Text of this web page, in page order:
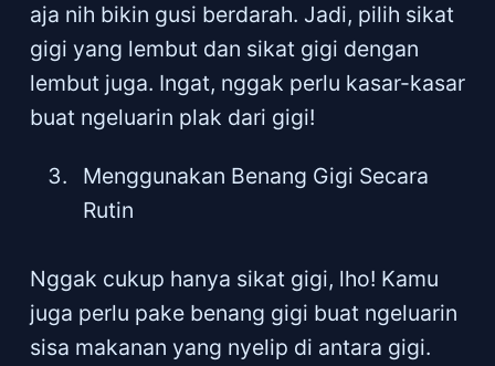
aja nih bikin gusi berdarah. Jadi, pilih sikat
gigi yang lembut dan sikat gigi dengan
lembut juga. Ingat, nggak perlu kasar-kasar
buat ngeluarin plak dari gigi!
Menggunakan Benang Gigi Secara
Rutin
Nggak cukup hanya sikat gigi, lho! Kamu
juga perlu pake benang gigi buat ngeluarin
sisa makanan yang nyelip di antara gigi.